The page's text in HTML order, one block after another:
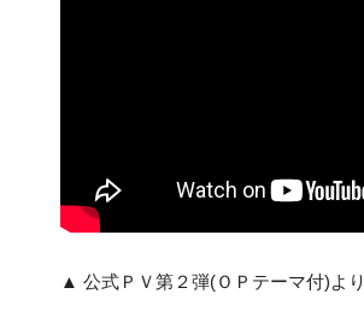
▲ 公式ＰＶ第２弾(ＯＰテーマ付)より